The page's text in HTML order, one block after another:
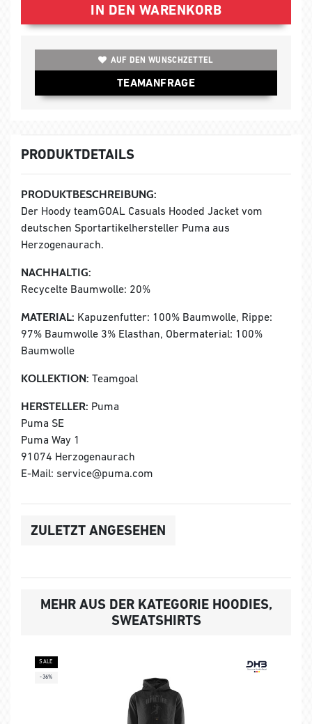
IN DEN WARENKORB
AUF DEN WUNSCHZETTEL
TEAMANFRAGE
PRODUKTDETAILS
PRODUKTBESCHREIBUNG:
Der Hoody teamGOAL Casuals Hooded Jacket vom
deutschen Sportartikelhersteller Puma aus
Herzogenaurach.
NACHHALTIG:
Recycelte Baumwolle: 20%
MATERIAL: Kapuzenfutter: 100% Baumwolle, Rippe:
97% Baumwolle 3% Elasthan, Obermaterial: 100%
Baumwolle
KOLLEKTION: Teamgoal
HERSTELLER: Puma
Puma SE
Puma Way 1
91074 Herzogenaurach
E-Mail: service@puma.com
ZULETZT ANGESEHEN
MEHR AUS DER KATEGORIE HOODIES,
SWEATSHIRTS
SALE
-36%